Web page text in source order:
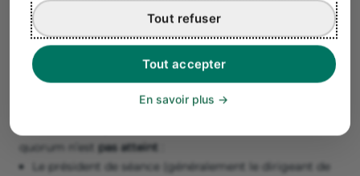
Tout accepter
Tout refuser
En savoir plus
présentes à l’AG (associés ou représentants d’associés
pourvus d’une procuration) signent la
feuille de présence
Cela permet de vérifier et de prouver le respect des
règles relatives au
quorum .
seuil de présence permettant de
quorum n’est pas atteint
Le président de séance (généralement le dirigeant de